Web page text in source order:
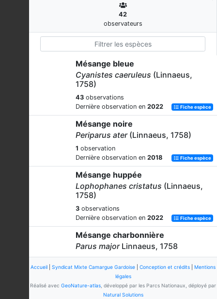
42
observateurs
Mésange bleue
Cyanistes caeruleus (Linnaeus,
1758)
43 observations
Dernière observation en 2022 Fiche espèce
Mésange noire
Periparus ater(Linnaeus, 1758)
1 observation
Dernière observation en 2018 Fiche espèce
Mésange huppée
Lophophanes cristatus (Linnaeus,
1758)
3 observations
Dernière observation en 2022 Fiche espèce
Mésange charbonnière
Parus majorLinnaeus, 1758
117observations
Dernière observation en2023 Fiche espèce
Accueil Syndicat Mixte Camargue Gardoise Conception et crédits
Mentions
légales
Réalisé avec GeoNature-atlas , développé par les Parcs Nationaux, déployé par
Natural Solutions